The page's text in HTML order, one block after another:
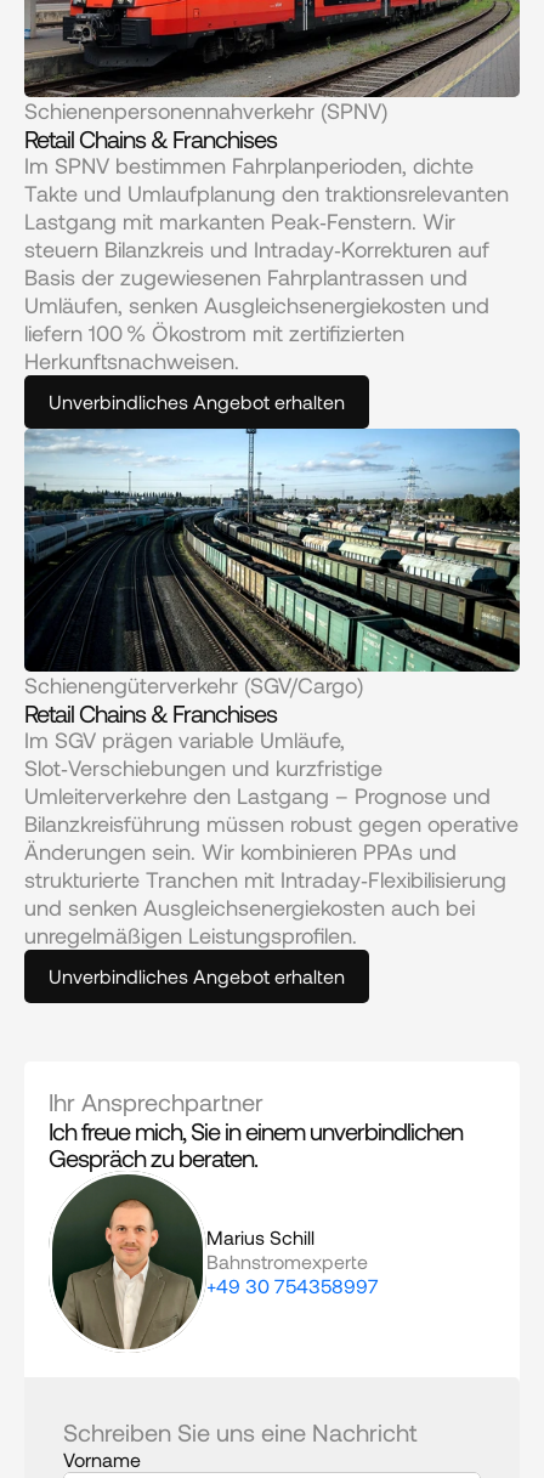
Schienenpersonennahverkehr (SPNV)
Retail Chains & Franchises
Im SPNV bestimmen Fahrplanperioden, dichte
Takte und Umlaufplanung den traktionsrelevanten
Lastgang mit markanten Peak‑Fenstern. Wir
steuern Bilanzkreis und Intraday‑Korrekturen auf
Basis der zugewiesenen Fahrplantrassen und
Umläufen, senken Ausgleichsenergiekosten und
liefern 100 % Ökostrom mit zertifizierten
Herkunftsnachweisen.
Unverbindliches Angebot erhalten
Schienengüterverkehr (SGV/Cargo)
Retail Chains & Franchises
Im SGV prägen variable Umläufe,
Slot‑Verschiebungen und kurzfristige
Umleiterverkehre den Lastgang – Prognose und
Bilanzkreisführung müssen robust gegen operative
Änderungen sein. Wir kombinieren PPAs und
strukturierte Tranchen mit Intraday‑Flexibilisierung
und senken Ausgleichsenergiekosten auch bei
unregelmäßigen Leistungsprofilen.
Unverbindliches Angebot erhalten
Ihr Ansprechpartner
Ich freue mich, Sie in einem unverbindlichen
Gespräch zu beraten.
Marius Schill
Bahnstromexperte
+49 30 754358997
Schreiben Sie uns eine Nachricht
Vorname